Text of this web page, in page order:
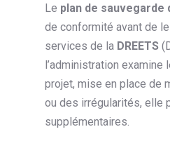
Le plan de sauvegarde
de conformité avant de le
services de la DREETS
l’administration examine
projet, mise en place de
ou des irrégularités, elle
supplémentaires.